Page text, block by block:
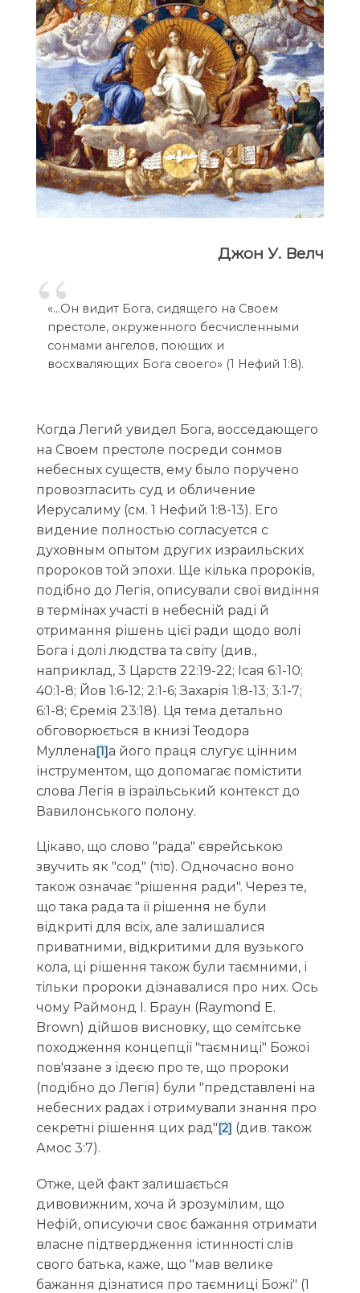
Джон У. Велч
«…Он видит Бога, сидящего на Своем
престоле, окруженного бесчисленными
сонмами ангелов, поющих и
восхваляющих Бога своего» (1 Нефий 1:8).
Когда Легий увидел Бога, восседающего
на Своем престоле посреди сонмов
небесных существ, ему было поручено
провозгласить суд и обличение
Иерусалиму (см. 1 Нефий 1:8-13). Его
видение полностью согласуется с
духовным опытом других израильских
пророков той эпохи. Ще кілька пророків,
подібно до Легія, описували свої видіння
в термінах участі в небесній раді й
отримання рішень цієї ради щодо волі
Бога і долі людства та світу (див.,
наприклад, 3 Царств 22:19-22; Ісая 6:1-10;
40:1-8; Йов 1:6-12; 2:1-6; Захарія 1:8-13; 3:1-7;
6:1-8; Єремія 23:18). Ця тема детально
обговорюється в книзі Теодора
Муллена[1]а його праця слугує цінним
інструментом, що допомагає помістити
слова Легія в ізраїльський контекст до
Вавилонського полону.
Цікаво, що слово "рада" єврейською
звучить як "сод" (סוֹד). Одночасно воно
також означає "рішення ради". Через те,
що така рада та її рішення не були
відкриті для всіх, але залишалися
приватними, відкритими для вузького
кола, ці рішення також були таємними, і
тільки пророки дізнавалися про них. Ось
чому Раймонд І. Браун (Raymond E.
Brown) дійшов висновку, що семітське
походження концепції "таємниці" Божої
пов'язане з ідеєю про те, що пророки
(подібно до Легія) були "представлені на
небесних радах і отримували знання про
секретні рішення цих рад" [2] (див. також
Амос 3:7).
Отже, цей факт залишається
дивовижним, хоча й зрозумілим, що
Нефій, описуючи своє бажання отримати
власне підтвердження істинності слів
свого батька, каже, що "мав велике
бажання дізнатися про таємниці Божі" (1